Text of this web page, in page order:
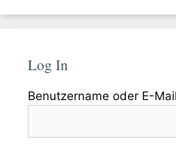
Log In
Benutzername oder E-